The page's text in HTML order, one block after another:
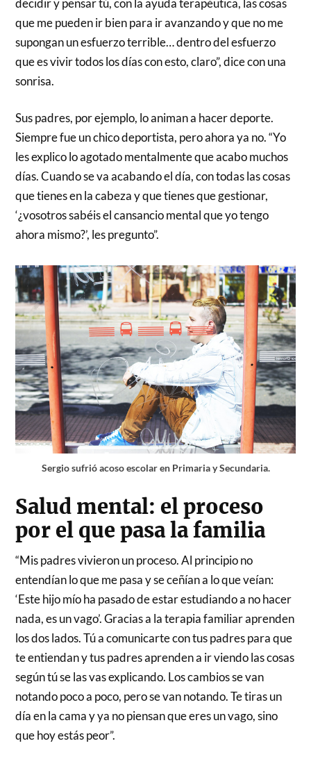
decidir y pensar tú, con la ayuda terapéutica, las cosas
que me pueden ir bien para ir avanzando y que no me
supongan un esfuerzo terrible… dentro del esfuerzo
que es vivir todos los días con esto, claro”, dice con una
sonrisa.
Sus padres, por ejemplo, lo animan a hacer deporte.
Siempre fue un chico deportista, pero ahora ya no. “Yo
les explico lo agotado mentalmente que acabo muchos
días. Cuando se va acabando el día, con todas las cosas
que tienes en la cabeza y que tienes que gestionar,
‘¿vosotros sabéis el cansancio mental que yo tengo
ahora mismo?’, les pregunto”.
Sergio sufrió acoso escolar en Primaria y Secundaria.
Salud mental: el proceso
por el que pasa la familia
“Mis padres vivieron un proceso. Al principio no
entendían lo que me pasa y se ceñían a lo que veían:
‘Este hijo mío ha pasado de estar estudiando a no hacer
nada, es un vago’. Gracias a la terapia familiar aprenden
los dos lados. Tú a comunicarte con tus padres para que
te entiendan y tus padres aprenden a ir viendo las cosas
según tú se las vas explicando. Los cambios se van
notando poco a poco, pero se van notando. Te tiras un
día en la cama y ya no piensan que eres un vago, sino
que hoy estás peor”.